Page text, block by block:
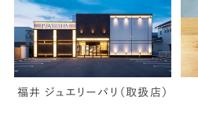
福井 ジュエリーパリ（取扱店）